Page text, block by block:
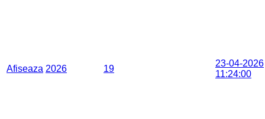
Afiseaza 2026 19
23-04-2026
11:24:00